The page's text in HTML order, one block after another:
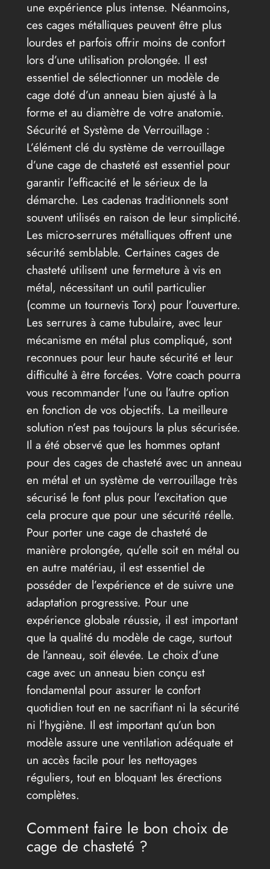
une expérience plus intense. Néanmoins,
ces cages métalliques peuvent être plus
lourdes et parfois offrir moins de confort
lors d’une utilisation prolongée. Il est
essentiel de sélectionner un modèle de
cage doté d’un anneau bien ajusté à la
forme et au diamètre de votre anatomie.
Sécurité et Système de Verrouillage :
L’élément clé du système de verrouillage
d’une cage de chasteté est essentiel pour
garantir l’efficacité et le sérieux de la
démarche. Les cadenas traditionnels sont
souvent utilisés en raison de leur simplicité.
Les micro-serrures métalliques offrent une
sécurité semblable. Certaines cages de
chasteté utilisent une fermeture à vis en
métal, nécessitant un outil particulier
(comme un tournevis Torx) pour l’ouverture.
Les serrures à came tubulaire, avec leur
mécanisme en métal plus compliqué, sont
reconnues pour leur haute sécurité et leur
difficulté à être forcées. Votre coach pourra
vous recommander l’une ou l’autre option
en fonction de vos objectifs. La meilleure
solution n’est pas toujours la plus sécurisée.
Il a été observé que les hommes optant
pour des cages de chasteté avec un anneau
en métal et un système de verrouillage très
sécurisé le font plus pour l’excitation que
cela procure que pour une sécurité réelle.
Pour porter une cage de chasteté de
manière prolongée, qu’elle soit en métal ou
en autre matériau, il est essentiel de
posséder de l’expérience et de suivre une
adaptation progressive. Pour une
expérience globale réussie, il est important
que la qualité du modèle de cage, surtout
de l’anneau, soit élevée. Le choix d’une
cage avec un anneau bien conçu est
fondamental pour assurer le confort
quotidien tout en ne sacrifiant ni la sécurité
ni l’hygiène. Il est important qu’un bon
modèle assure une ventilation adéquate et
un accès facile pour les nettoyages
réguliers, tout en bloquant les érections
complètes.
Comment faire le bon choix de
cage de chasteté ?